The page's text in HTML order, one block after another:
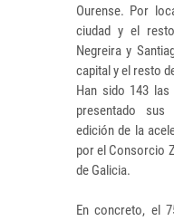
Ourense. Por
ciudad y el
Negreira y
capital y el resto
Han sido 143 las
presentado
edición de la
por el Consorcio
de Galicia.
En concreto, el